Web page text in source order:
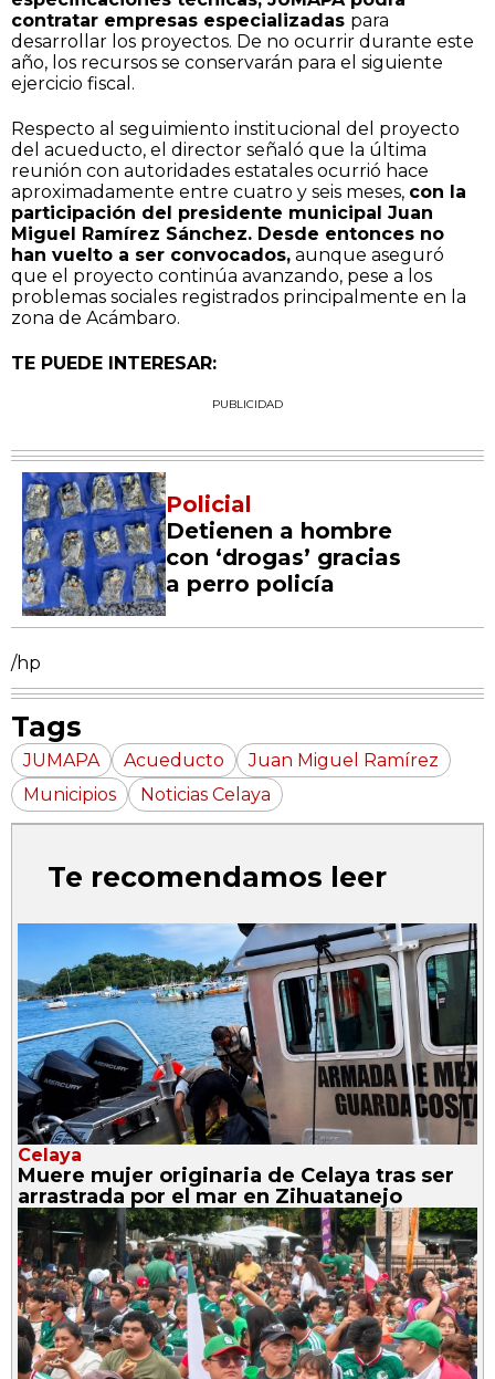
contratar empresas especializadas para
desarrollar los proyectos. De no ocurrir durante este
año, los recursos se conservarán para el siguiente
ejercicio fiscal.
Respecto al seguimiento institucional del proyecto
del acueducto, el director señaló que la última
reunión con autoridades estatales ocurrió hace
aproximadamente entre cuatro y seis meses, con la
participación del presidente municipal Juan
Miguel Ramírez Sánchez. Desde entonces no
han vuelto a ser convocados, aunque aseguró
que el proyecto continúa avanzando, pese a los
problemas sociales registrados principalmente en la
zona de Acámbaro.
TE PUEDE INTERESAR:
PUBLICIDAD
Policial
Detienen a hombre
con ‘drogas’ gracias
a perro policía
/hp
Tags
JUMAPA Acueducto
Juan Miguel Ramírez
Municipios
Noticias Celaya
Te recomendamos leer
Celaya
Muere mujer originaria de Celaya tras ser
arrastrada por el mar en Zihuatanejo